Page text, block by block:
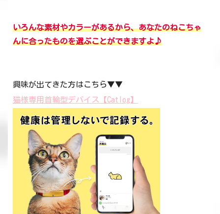
いろんな素材やカラーがあるから、あなたのねこちゃ
んに合ったものを選ぶことができますよ♪
興味が出てきた方はこちら▼▼
猫様専用首輪型デバイス【Catlog】